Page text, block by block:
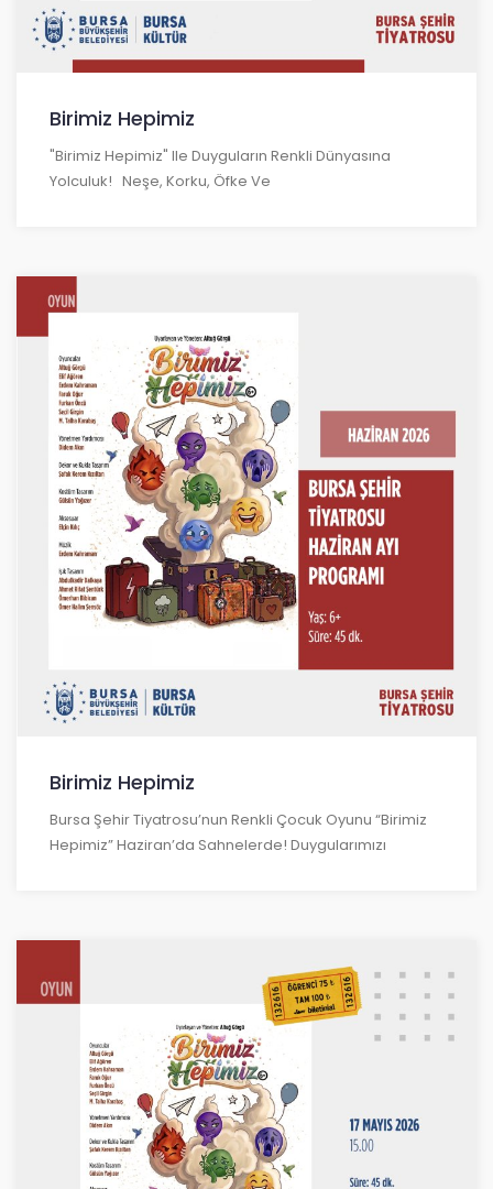
Birimiz Hepimiz
"Birimiz Hepimiz" Ile Duyguların Renkli Dünyasına
Yolculuk! Neşe, Korku, Öfke Ve
Birimiz Hepimiz
Bursa Şehir Tiyatrosu’nun Renkli Çocuk Oyunu “Birimiz
Hepimiz” Haziran’da Sahnelerde! Duygularımızı